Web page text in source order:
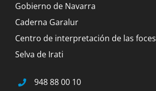
Gobierno de Navarra
Caderna Garalur
Centro de interpretación de las foces
Selva de Irati
948 88 00 10